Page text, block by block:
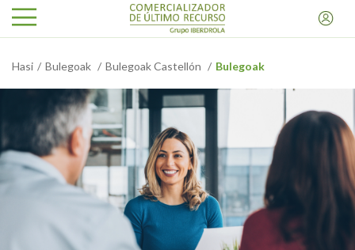
Hasi Bulegoak Bulegoak Castellón Bulegoak